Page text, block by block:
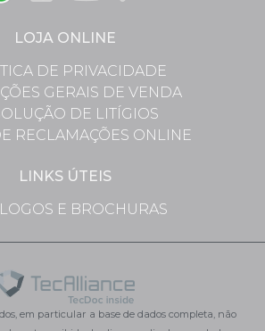
LOJA ONLINE
DE PRIVACIDADE
GERAIS DE VENDA
DE LITÍGIOS
RECLAMAÇÕES ONLINE
LINKS ÚTEIS
E BROCHURAS
em particular a base de dados completa, não